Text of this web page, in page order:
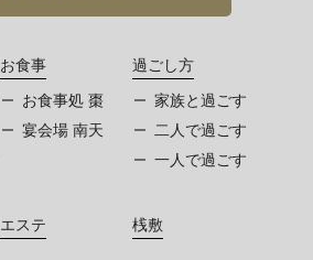
お食事
お食事処 棗
宴会場 南天
過ごし方
家族と過ごす
二人で過ごす
一人で過ごす
エステ 桟敷